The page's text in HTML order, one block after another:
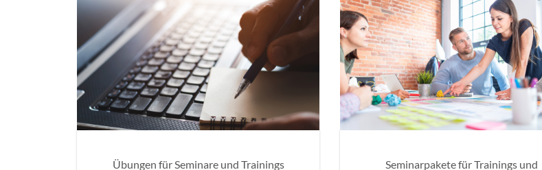
Übungen für Seminare und Trainings Seminarpakete für Trainings und